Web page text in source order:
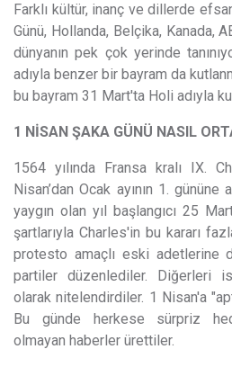
Farklı kültür, inanç ve dillerde
Günü, Hollanda, Belçika, Kanada,
dünyanın pek çok yerinde
adıyla benzer bir bayram da
bu bayram 31 Mart'ta Holi adıyla
1 NİSAN ŞAKA GÜNÜ NASIL
1564 yılında Fransa kralı IX.
Nisan’dan Ocak ayının 1. gününe
yaygın olan yıl başlangıcı 25
şartlarıyla Charles'in bu kararı
protesto amaçlı eski adetlerine
partiler düzenlediler. Diğerleri
olarak nitelendirdiler. 1 Nisan'a
Bu günde herkese sürpriz
olmayan haberler ürettiler.